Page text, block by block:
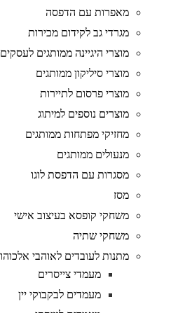
מאפרות עם הדפסה
מגרדי גב לקידום מכירות
מוצרי היגיינה ממותגים לעסקים
מוצרי סיליקון ממותגים
מוצרי פרסום לתיירות
מוצרים נוספים למיתוג
מחזיקי מפתחות ממותגים
מנעולים ממותגים
מסגרות עם הדפסת לוגו
מסז
משחקי קופסא בעיצוב אישי
משחקי שתיה
מתנות לעובדים לאוהבי אלכוהול
מעמדי צייסרים
מעמדים לבקבוקי יין